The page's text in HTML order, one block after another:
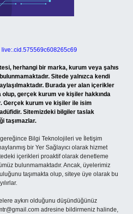
live:.cid.575569c608265c69
herhangi bir marka, kurum veya şahıs
Sitede yalnızca kendi
Burada yer alan içerikler
olup, gerçek kurum ve kişiler hakkında
Gerçek kurum ve kişiler ile isim
Sitemizdeki bilgiler taslak
taşımazlar.
Bilgi Teknolojileri ve İletişim
bir Yer Sağlayıcı olarak hizmet
içerikleri proaktif olarak denetleme
bulunmamaktadır. Ancak, üyelerimiz
taşımakta olup, siteye üye olarak bu
aykırı olduğunu düşündüğünüz
adresine bildirmeniz halinde,